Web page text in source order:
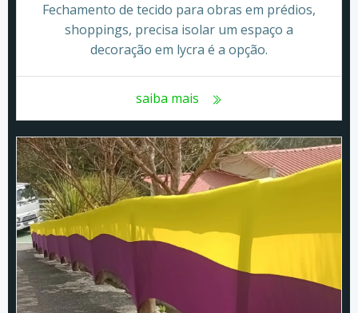
Fechamento de tecido para obras em prédios,
shoppings, precisa isolar um espaço a
decoração em lycra é a opção.
saiba mais